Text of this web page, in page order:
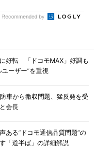
Recommended by
好転 「ドコモMAX」好調も
ーザー”を重視
車から徴収問題、猛反発を受
会長
ある“ドコモ通信品質問題”の
「道半ば」の詳細解説